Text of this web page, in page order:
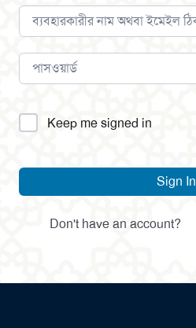
Alternative:
Keep me signed in
Sign In
Don't have an account?